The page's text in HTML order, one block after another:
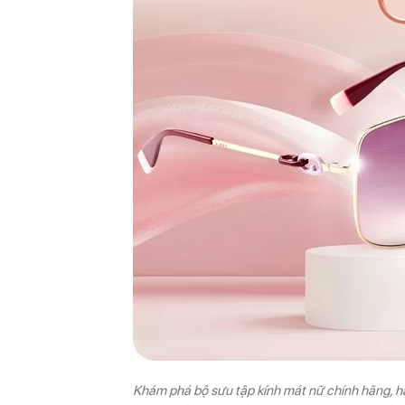
Khám phá bộ sưu tập kính mát nữ chính hãng,